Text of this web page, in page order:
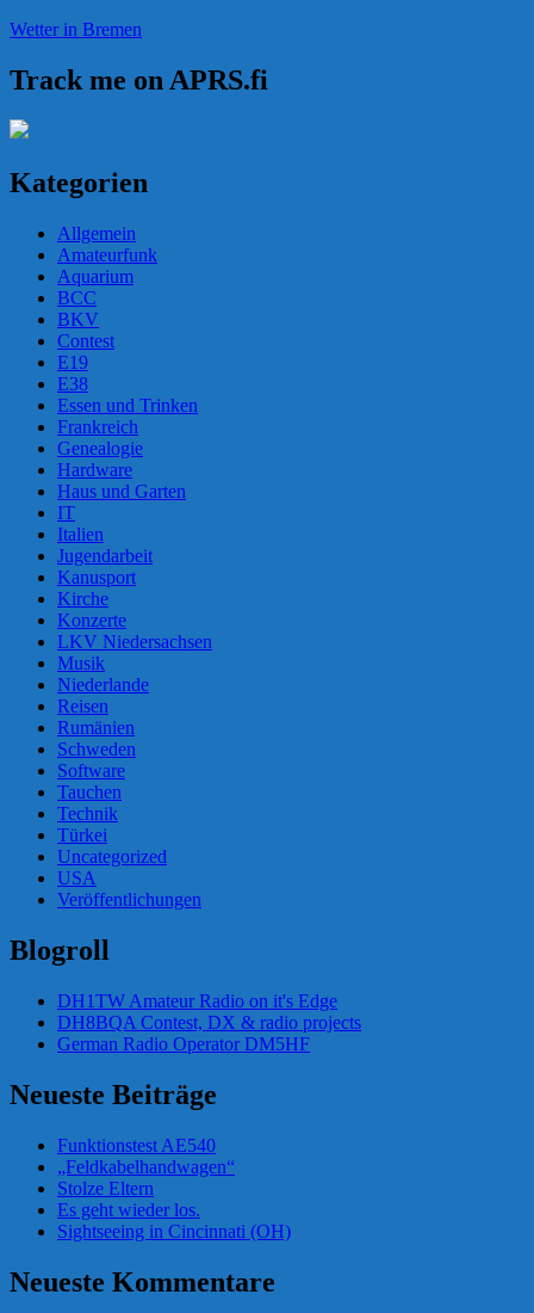
Wetter in Bremen
Track me on APRS.fi
Kategorien
Allgemein
Amateurfunk
Aquarium
BCC
BKV
Contest
E19
E38
Essen und Trinken
Frankreich
Genealogie
Hardware
Haus und Garten
IT
Italien
Jugendarbeit
Kanusport
Kirche
Konzerte
LKV Niedersachsen
Musik
Niederlande
Reisen
Rumänien
Schweden
Software
Tauchen
Technik
Türkei
Uncategorized
USA
Veröffentlichungen
Blogroll
DH1TW Amateur Radio on it's Edge
DH8BQA Contest, DX & radio projects
German Radio Operator DM5HF
Neueste Beiträge
Funktionstest AE540
„Feldkabelhandwagen“
Stolze Eltern
Es geht wieder los.
Sightseeing in Cincinnati (OH)
Neueste Kommentare